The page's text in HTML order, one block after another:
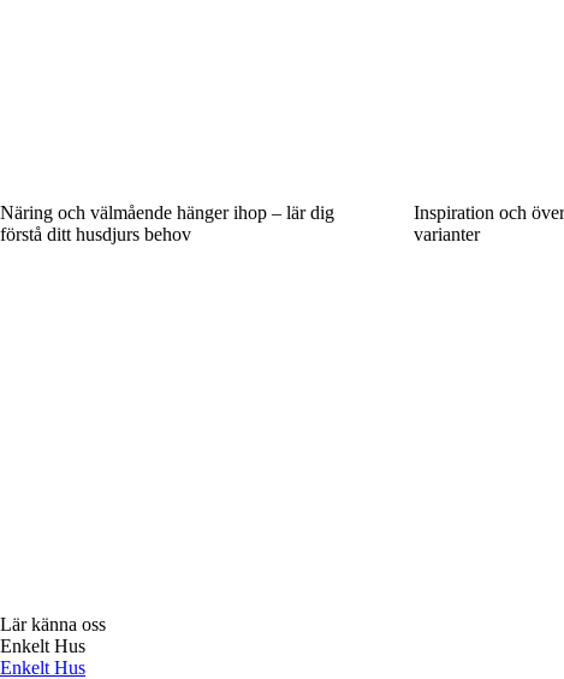
Näring och välmående hänger ihop – lär dig
förstå ditt husdjurs behov
Inspiration och
varianter
Lär känna oss
Enkelt Hus
Enkelt Hus